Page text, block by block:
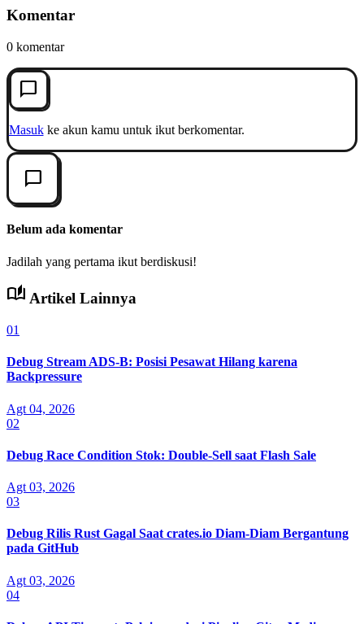
Komentar
0 komentar
chat_bubble_outline
Masukke akun kamu untuk ikut berkomentar.
chat_bubble_outline
Belum ada komentar
Jadilah yang pertama ikut berdiskusi!
auto_stories Artikel Lainnya
01
Debug Stream ADS-B: Posisi Pesawat Hilang karena
Backpressure
Agt 04, 2026
02
Debug Race Condition Stok: Double-Sell saat Flash Sale
Agt 03, 2026
03
Debug Rilis Rust Gagal Saat crates.io Diam-Diam Bergantung
pada GitHub
Agt 03, 2026
04